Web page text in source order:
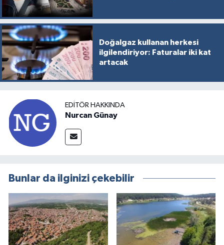
Doğalgaz kullanan herkesi
ilgilendiriyor: Faturalar iki kat
artacak
EDITÖR HAKKINDA
Nurcan Günay
Bunlar da ilginizi çekebilir